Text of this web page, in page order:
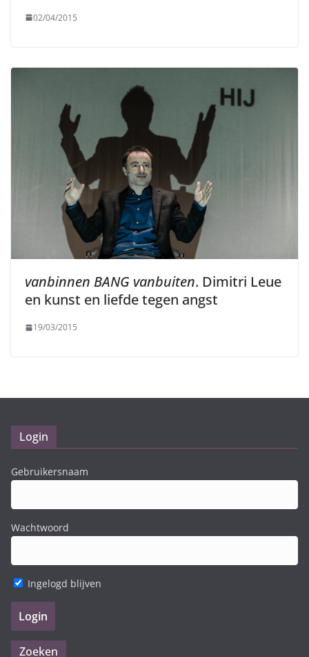
02/04/2015
vanbinnen BANG vanbuiten. Dimitri Leue
en kunst en liefde tegen angst
19/03/2015
Login
Gebruikersnaam
Wachtwoord
Ingelogd blijven
Zoeken